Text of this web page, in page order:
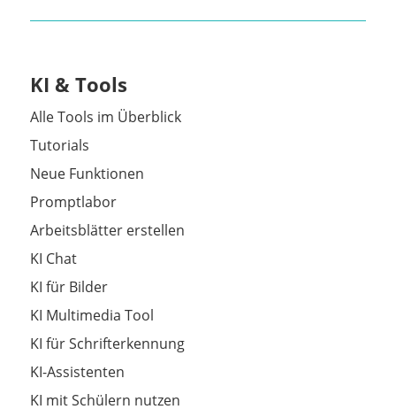
KI & Tools
Alle Tools im Überblick
Tutorials
Neue Funktionen
Promptlabor
Arbeitsblätter erstellen
KI Chat
KI für Bilder
KI Multimedia Tool
KI für Schrifterkennung
KI-Assistenten
KI mit Schülern nutzen